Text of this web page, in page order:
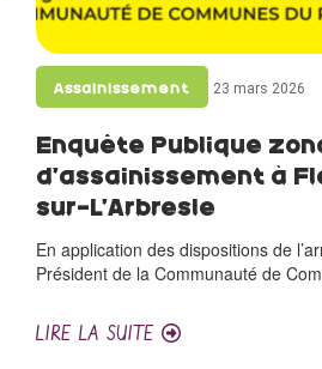
Assainissement 23 mars 2026
Enquête Publique
d’assainissement à
sur-L’Arbresle
En application des dispositions de
Président de la Communauté de
LIRE LA SUITE